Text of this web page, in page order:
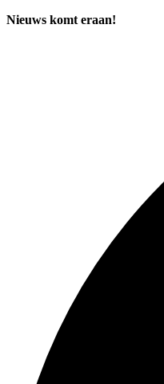
Nieuws komt eraan!